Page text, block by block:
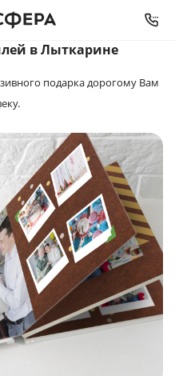
в Лыткарине
подарка дорогому Вам